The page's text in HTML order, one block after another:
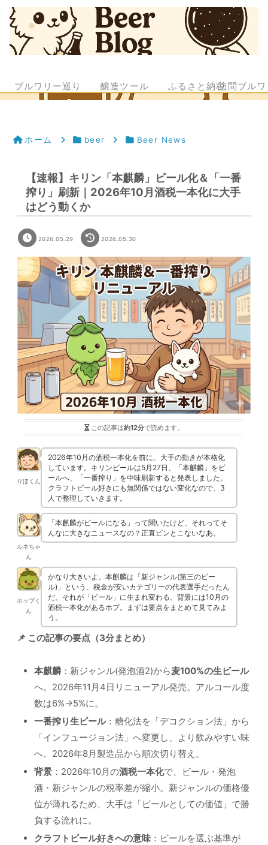
ブルワリー巡り 醸造ツール ふるさと納税訪問ブル
ホーム beer Beer News
【速報】キリン「本麒麟」ビール化＆「一番
搾り」刷新｜2026年10月酒税一本化に大手
はどう動くか
2026.05.29 2026.05.30
この記事は約12分で読めます。
りほくん
2026年10月の酒税一本化を前に、大手の動きが本格化
しています。キリンビールは5月27日、「本麒麟」をビ
ールへ、「一番搾り」を中味刷新すると発表しました。
クラフトビール好きにも無関係ではない変化なので、3
人で整理していきます。
ルネちゃ
ん
「本麒麟がビールになる」って聞いたけど、それってそ
んなに大きなニュースなの？正直ピンとこないなあ。
ホップく
ん
かなり大きいよ。本麒麟は「新ジャンル(第三のビー
ル)」という、税金が安いカテゴリーの代表選手だったん
だ。それが「ビール」に生まれ変わる。背景には10月の
酒税一本化があるホプ。まずは要点をまとめて見てみよ
う。
📌 この記事の要点（3分まとめ）
本麒麟 ：新ジャンル(発泡酒2)から麦100%の生ビール
へ。2026年11月4日リニューアル発売。アルコール度
数は6%→5%に。
一番搾り生ビール：糖化法を「デコクション法」から
「インフュージョン法」へ変更し、より飲みやすい味
へ。2026年8月製造品から順次切り替え。
背景 ：2026年10月の酒税一本化で、ビール・発泡
酒・新ジャンルの税率差が縮小。新ジャンルの価格優
位が薄れるため、大手は「ビールとしての価値」で勝
負する流れに。
クラフトビール好きへの意味：ビールを選ぶ基準が